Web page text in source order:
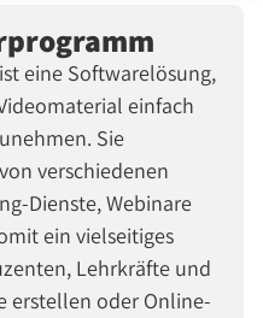
eine Softwarelösung,
einfach
Sie
verschiedenen
Dienste, Webinare
ein vielseitiges
Lehrkräfte und
erstellen oder Online-